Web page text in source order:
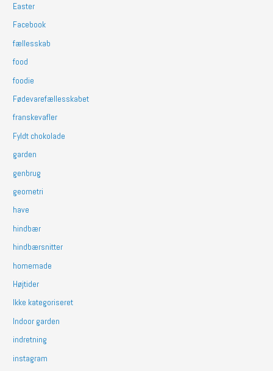
Easter
Facebook
fællesskab
food
foodie
Fødevarefællesskabet
franskevafler
Fyldt chokolade
garden
genbrug
geometri
have
hindbær
hindbærsnitter
homemade
Højtider
Ikke kategoriseret
Indoor garden
indretning
instagram